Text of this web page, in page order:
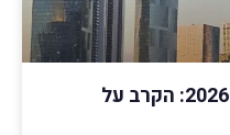
נדל"ן מסחרי מול מגורים ב-2026: הקרב על